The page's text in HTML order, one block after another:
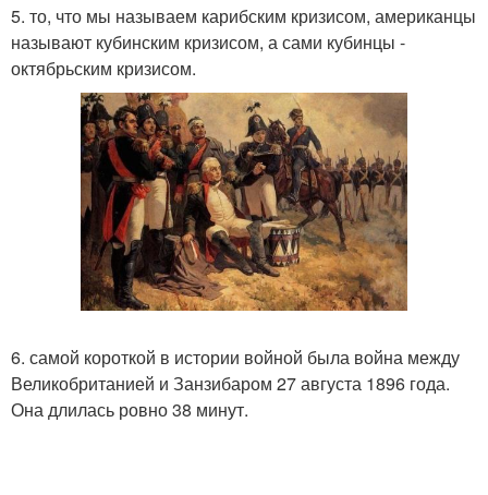
5. то, что мы называем карибским кризисом, американцы
называют кубинским кризисом, а сами кубинцы -
октябрьским кризисом.
6. самой короткой в истории войной была война между
Великобританией и Занзибаром 27 августа 1896 года.
Она длилась ровно 38 минут.